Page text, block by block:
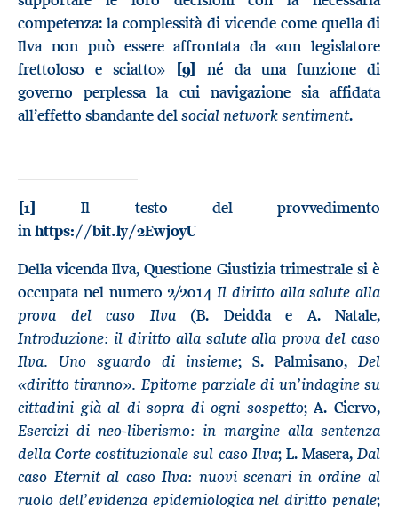
competenza: la complessità di vicende come quella di
Ilva non può essere affrontata da «un legislatore
frettoloso e sciatto» [9] né da una funzione di
governo perplessa la cui navigazione sia affidata
all’effetto sbandante delsocial network sentiment.
[1]
Il testo del provvedimento
inhttps://bit.ly/2EwjoyU
Della vicenda Ilva, Questione Giustizia trimestrale si è
occupata nel numero 2/2014Il diritto alla salute alla
prova del caso Ilva(B. Deidda e A. Natale,
Introduzione: il diritto alla salute alla prova del caso
Ilva. Uno sguardo di insieme; S. Palmisano, Del
«diritto tiranno». Epitome parziale di un’indagine su
cittadini già al di sopra di ogni sospetto; A. Ciervo,
Esercizi di neo-liberismo: in margine alla sentenza
della Corte costituzionale sul caso Ilva; L. Masera, Dal
caso Eternit al caso Ilva: nuovi scenari in ordine al
ruolo dell’evidenza epidemiologica nel diritto penale;